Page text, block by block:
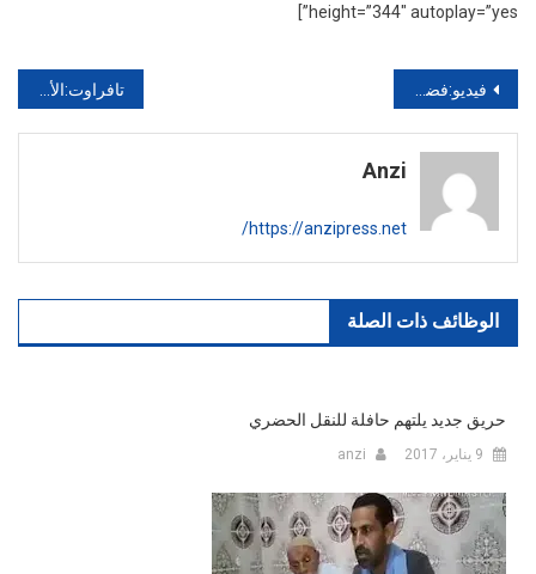
ملتح
بضواحي
height=”344″ autoplay=”yes”]
تصفّح
المقالات
فيديو:فضيحة اصحاب المخابز بالمغرب “ميكا ديال الملحة وسط الخبز تافراوت:الأرض والإنسان بين التحديد السياسي والغابوي
Anzi
https://anzipress.net/
الوظائف ذات الصلة
حريق جديد يلتهم حافلة للنقل الحضري
9 يناير، 2017 anzi